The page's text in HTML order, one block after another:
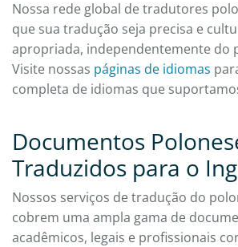
Nossa rede global de tradutores
que sua tradução seja precisa e
apropriada, independentemente do
Visite nossas páginas de idiomas
completa de idiomas que
Documentos
Traduzidos para o
Nossos serviços de tradução do
cobrem uma ampla gama de
acadêmicos, legais e profissionais